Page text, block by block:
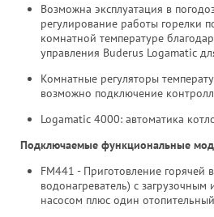
Возможна эксплуатация в
регулирование работы горелки
комнатной температуре
управления Buderus Logamatic
Комнатные регуляторы
возможно подключение
Logamatic 4000: автоматика
Подключаемые функциональные
FM441 - Приготовление горячей
водонагреватель) с
насосом плюс один